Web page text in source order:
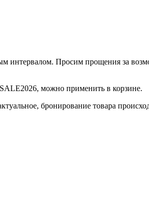
интервалом. Просим прощения за
можно применить в корзине.
бронирование товара